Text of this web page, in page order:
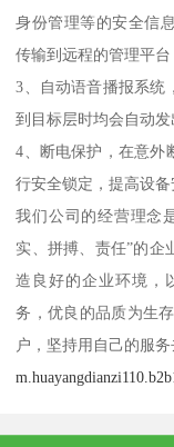
身份管理等的安全信
传输到远程的管理平
3、自动语音播报系统
到目标层时均会自动
4、断电保护，在意外
行安全锁定，提高设备
我们公司的经营理念
实、拼搏、责任”的企
造良好的企业环境，
务，优良的品质为生
户，坚持用自己的服务